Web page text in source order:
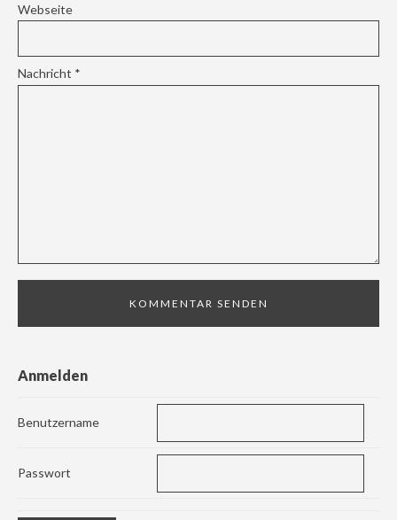
Webseite
Nachricht *
Anmelden
Benutzername
Passwort